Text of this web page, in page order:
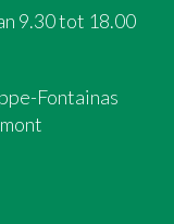
9.30 tot 18.00
Fontainas